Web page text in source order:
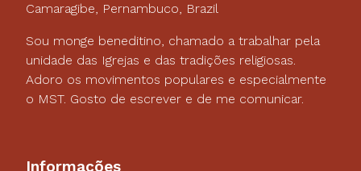
Camaragibe, Pernambuco, Brazil
Sou monge beneditino, chamado a trabalhar pela
unidade das Igrejas e das tradições religiosas.
Adoro os movimentos populares e especialmente
o MST. Gosto de escrever e de me comunicar.
Informações